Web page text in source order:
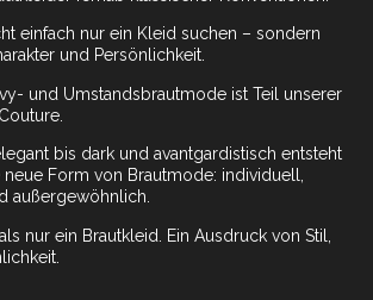
einfach nur ein Kleid suchen – sondern
und Persönlichkeit.
und Umstandsbrautmode ist Teil unserer
bis dark und avantgardistisch entsteht
neue Form von Brautmode: individuell,
außergewöhnlich.
nur ein Brautkleid. Ein Ausdruck von Stil,